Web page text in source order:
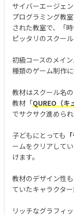
サイバーエージェ
プログラミング教
された教室で、「
ピッタリのスクー
初級コースのメイ
種類のゲーム制作に
教材はスクール名
教材「QUREO（キ
でサクサク進めら
子どもにとっても
ームをクリアして
けます。
教材のデザイン性
ていたキャラクタ
リッチなグラフィ